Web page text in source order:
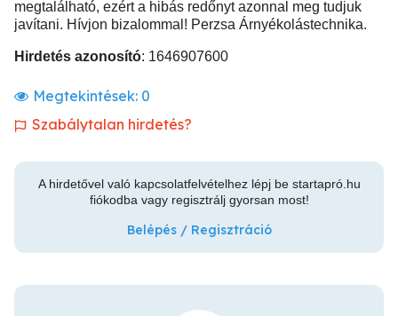
megtalálható, ezért a hibás redőnyt azonnal meg tudjuk
javítani. Hívjon bizalommal! Perzsa Árnyékolástechnika.
Hirdetés azonosító: 1646907600
Megtekintések: 0
Szabálytalan hirdetés?
A hirdetővel való kapcsolatfelvételhez lépj be startapró.hu
fiókodba vagy regisztrálj gyorsan most!
Belépés / Regisztráció